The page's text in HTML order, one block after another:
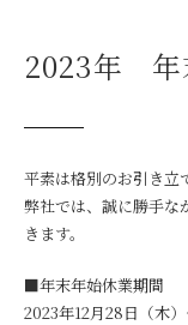
2023年 年
平素は格別のお引き立
弊社では、誠に勝手な
きます。
■年末年始休業期間
2023年12月28日（木